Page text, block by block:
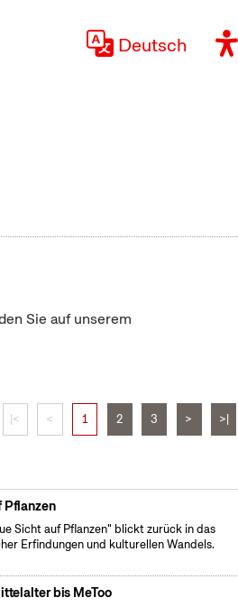
Deutsch
Sie auf unserem
|< < 1 2 3 > >|
Pflanzen
Sicht auf Pflanzen" blickt zurück in das
Erfindungen und kulturellen Wandels.
bis MeToo